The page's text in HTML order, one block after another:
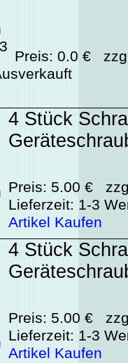
Preis: 0.0 €
4 Stück
Preis: 5.00 €
Lieferzeit: 1-3
Artikel Kaufen
4 Stück
Preis: 5.00 €
Lieferzeit: 1-3
Artikel Kaufen